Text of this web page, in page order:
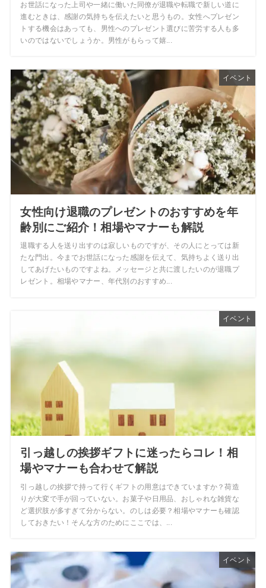
お世話になった上司や一緒に働いた同僚が退職や転職で新しい道に
進むときは、感謝の気持ちを伝えたいと思うもの。女性へプレゼン
トする機会はあっても、男性へのプレゼント選びに苦労する人も多
いのではないでしょうか。男性がもらって嬉...
イベント
女性向け退職のプレゼントのおすすめを年
齢別にご紹介！相場やマナーも解説
退職する人を送り出すのは寂しいものですが、その人にとっては新
たな門出。今までお世話になった感謝を伝えて、気持ちよく送り出
してあげたいものですよね。メッセージと共に渡したいのが退職プ
レゼント。相場やマナー、年代別のおすすめ...
イベント
引っ越しの挨拶ギフトに迷ったらコレ！相
場やマナーも合わせて解説
引っ越しの挨拶で持って行くギフトの用意はできていますか？荷造
りが大変で手が回っていない。お菓子や日用品、おしゃれな雑貨な
ど選択肢が多すぎて分からない。のしは必要？相場やマナーも確認
しておきたい！そんな方のためにここでは、...
イベント